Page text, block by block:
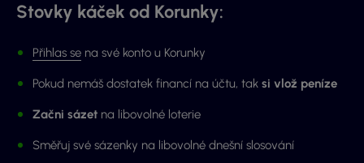
Stovky káček od Korunky:
Přihlas se na své konto u Korunky
Pokud nemáš dostatek financí na účtu, tak si vlož peníze
Začni sázet na libovolné loterie
Směřuj své sázenky na libovolné dnešní slosování